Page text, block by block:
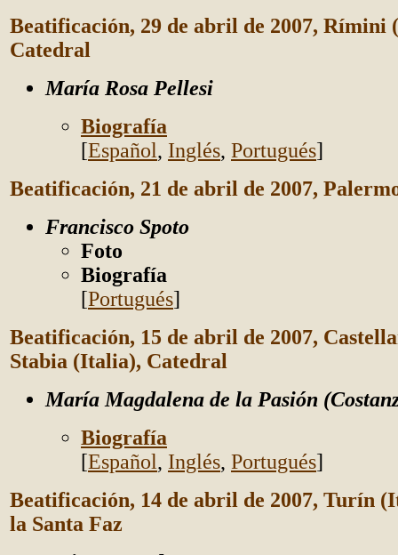
Beatificación, 29 de abril de 2007, Rímini
Catedral
María Rosa Pellesi
Biografía
[Español, Inglés, Portugués]
Beatificación, 21 de abril de 2007,
Francisco Spoto
Foto
Biografía
[Portugués]
Beatificación, 15 de abril de 2007,
Stabia (Italia), Catedral
María Magdalena de la Pasión
Biografía
[Español, Inglés, Portugués]
Beatificación, 14 de abril de 2007, Turín
la Santa Faz